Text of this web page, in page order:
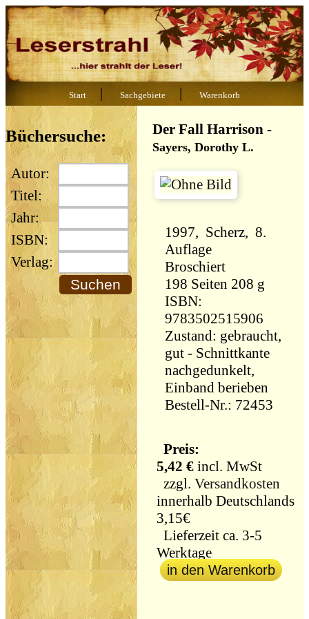
Start | Sachgebiete | Warenkorb
Büchersuche:
Autor:
Titel:
Jahr:
ISBN:
Verlag:
Der Fall Harrison -
Sayers, Dorothy L.
1997, Scherz, 8.
Auflage
Broschiert
198 Seiten 208 g
ISBN:
9783502515906
Zustand: gebraucht,
gut - Schnittkante
nachgedunkelt,
Einband berieben
Bestell-Nr.: 72453
Preis:
5,42 € incl. MwSt
zzgl.Versandkosten
innerhalb Deutschlands
3,15€
Lieferzeit ca. 3-5
Werktage
in den Warenkorb